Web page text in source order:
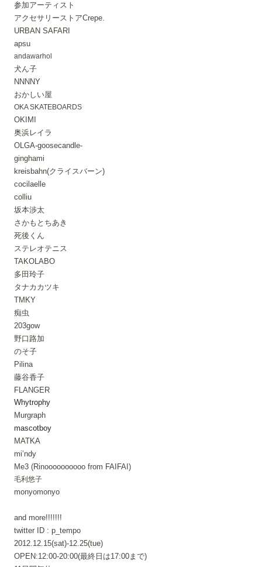
参加アーティスト
アクセサリーストアCrepe.
URBAN SAFARI
apsu
andawarhol
犬ん子
NNNNY
おかしい屋
OKA SKATEBOARDS
OKIMI
奥浜レイラ
OLGA-goosecandle-
ginghami
kreisbahn(クライスバーン)
cocilaelle
colliu
坂本渉太
さかもとちあき
死後くん
ステレオテニス
TAKOLABO
多田玲子
タナカカツキ
TMKY
痴虫
203gow
野口路加
のそ子
Pilina
藤谷香子
FLANGER
Whytrophy
Murgraph
mascotboy
MATKA
mi’ndy
Me3 (Rinoooooooooo from FAIFAI)
毛利悠子
monyomonyo
and more!!!!!!!
twitter ID : p_tempo
2012.12.15(sat)-12.25(tue)
OPEN:12:00-20:00(最終日は17:00まで)